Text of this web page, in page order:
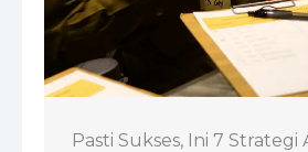
Pasti Sukses, Ini 7 Strategi